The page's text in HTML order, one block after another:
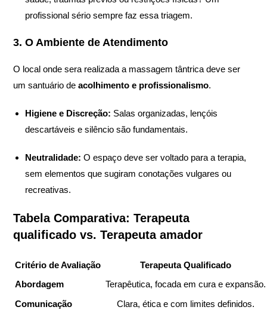
profissional sério sempre faz essa triagem.
3. O Ambiente de Atendimento
O local onde sera realizada a massagem tântrica deve ser
um santuário deacolhimento e profissionalismo.
Higiene e Discreção: Salas organizadas, lençóis
descartáveis e silêncio são fundamentais.
Neutralidade: O espaço deve ser voltado para a terapia,
sem elementos que sugiram conotações vulgares ou
recreativas.
Tabela Comparativa: Terapeuta
qualificado vs. Terapeuta amador
Critério de Avaliação
Terapeuta Qualificado
Abordagem
Terapêutica, focada em cura e expansão.
Comunicação
Clara, ética e com limites definidos.